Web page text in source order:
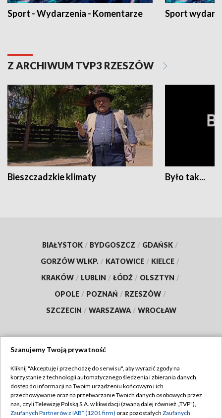
Sport - Wydarzenia - Komentarze Sport
Z ARCHIWUM TVP3 RZESZÓW
Bieszczadzkie klimaty Było tak...
BIAŁYSTOK / BYDGOSZCZ / GDAŃSK /
GORZÓW WLKP. / KATOWICE / KIELCE /
KRAKÓW / LUBLIN / ŁÓDŹ / OLSZTYN /
OPOLE / POZNAŃ / RZESZÓW /
SZCZECIN / WARSZAWA / WROCŁAW
TVP
Abonament TVP
Emisja w TVP
Regulamin TVP
Polityka prywatności
Szanujemy Twoją prywatność
Kliknij "Akceptuję i przechodzę do serwisu", aby wyrazić zgody na
korzystanie z technologii automatycznego śledzenia i zbierania danych,
dostęp do informacji na Twoim urządzeniu końcowym i ich
przechowywanie oraz na przetwarzanie Twoich danych osobowych przez
nas, czyli Telewizję Polską S.A. w likwidacji (zwaną dalej również „TVP”),
Zaufanych Partnerów z IAB* (1201 firm) oraz pozostałych Zaufanych